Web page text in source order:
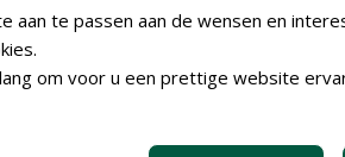
draagvlak
aan te passen aan de wensen en
om voor u een prettige website